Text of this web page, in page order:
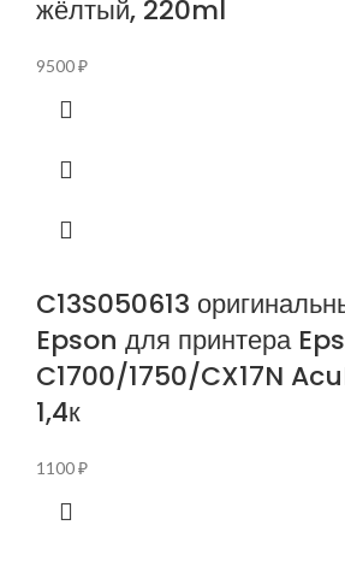
жёлтый, 220ml
9500₽
C13S050613
Epson для принтера
C1700/1750/CX17N
1,4к
1100₽